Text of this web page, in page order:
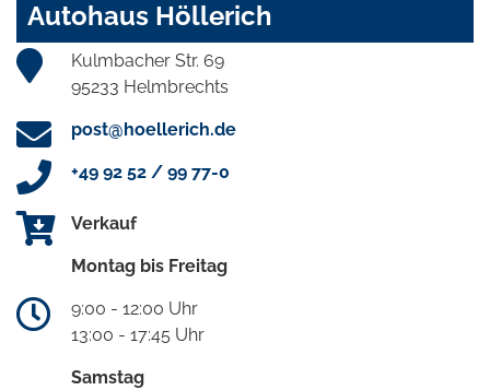
Autohaus Höllerich
Kulmbacher Str. 69
95233 Helmbrechts
post@hoellerich.de
+49 92 52 / 99 77-0
Verkauf
Montag bis Freitag
9:00 - 12:00 Uhr
13:00 - 17:45 Uhr
Samstag